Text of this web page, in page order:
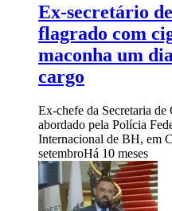
Ex-secretário
flagrado com
maconha um
cargo
Ex-chefe da Secretaria
abordado pela Polícia
Internacional de BH, em
setembroHá 10 meses